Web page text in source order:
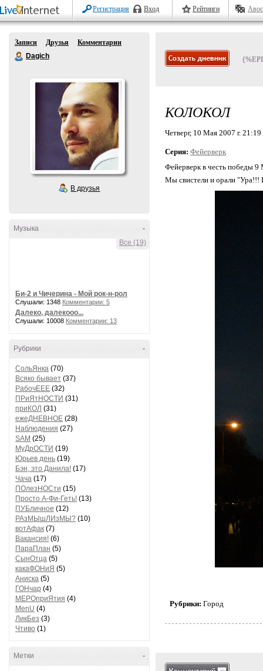
Регистрация Вход Рейтинги
Записи Друзья
Комментарии
Dagich
В друзья
-
Музыка
Все (19)
Би-2 и Чичерина - Мой рок-н-рол
Слушали: 1348 Комментарии: 5
Далеко, далекооо...
Слушали: 10008 Комментарии: 13
-
Рубрики
СольЯнка (70)
Всяко бывает (37)
РабочЕЕЕ (32)
ПРиЯтНОСТИ (31)
приКОЛ (31)
ежеДНЕВНОЕ (28)
Наблюдения (27)
SAM (25)
МуДрОСТИ (19)
Юрьев день (19)
Бэн, это Данила! (17)
Чача (17)
ПОлезНОСти (15)
Просто А-Фи-Геть! (13)
ПУБличное (12)
РАзМЫшЛИзМЫ? (10)
вотАфак (7)
Вакансия! (6)
ПараПлан (5)
СынОтца (5)
какаФОНиЯ (5)
Аниска (5)
ГОНчар (4)
МЕРОприЯтия (4)
MenU (4)
ЛикБез (3)
Чтиво (1)
-
Метки
КОЛОКОЛ
Четверг, 10 Мая 2007 г. 21:19
Серия: Фейерверк
Фейерверк в честь победы 9
Мы свистели и орали "Ура!!!
Рубрики: Город